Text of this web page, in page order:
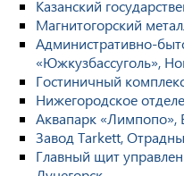
Казанский
Магнитогорский
Административно-
«Южкузбассуголь»,
Гостиничный
Нижегородское
Аквапарк «Лимпопо»,
Завод Tarkett,
Главный щит